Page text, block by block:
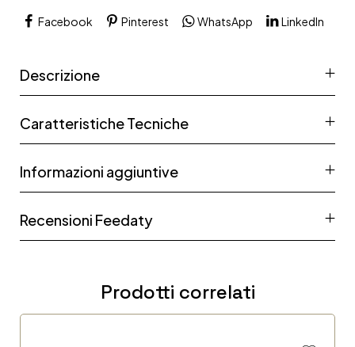
Facebook Pinterest WhatsApp LinkedIn
Descrizione
Caratteristiche Tecniche
Informazioni aggiuntive
Recensioni Feedaty
Prodotti correlati